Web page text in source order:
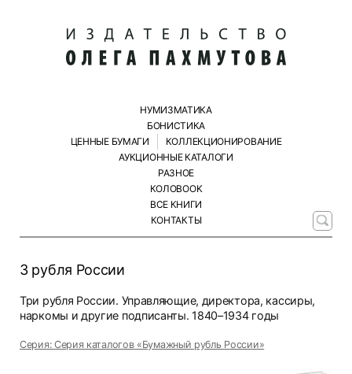
НУМИЗМАТИКА
БОНИСТИКА
ЦЕННЫЕ БУМАГИ
КОЛЛЕКЦИОНИРОВАНИЕ
АУКЦИОННЫЕ КАТАЛОГИ
РАЗНОЕ
КОЛОBOOK
ВСЕ КНИГИ
КОНТАКТЫ
3 рубля России
Три рубля России. Управляющие, директора, кассиры,
наркомы и другие подписанты. 1840–1934 годы
Серия: Серия каталогов «Бумажный рубль России»